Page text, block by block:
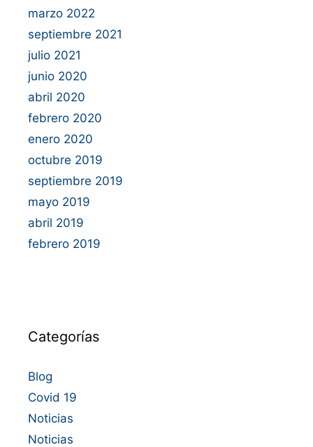
marzo 2022
septiembre 2021
julio 2021
junio 2020
abril 2020
febrero 2020
enero 2020
octubre 2019
septiembre 2019
mayo 2019
abril 2019
febrero 2019
Categorías
Blog
Covid 19
Noticias
Noticias